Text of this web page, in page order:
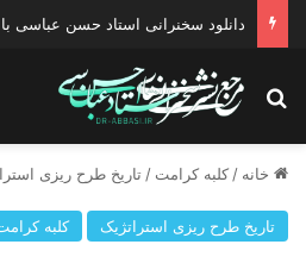
دانلود سخنرانی استاد حسن عباسی با
جستجو برای
خانه / کلبه کرامت / تاریخ طرح ریزی
تاریخ طرح ریزی استراتژیک کلبه